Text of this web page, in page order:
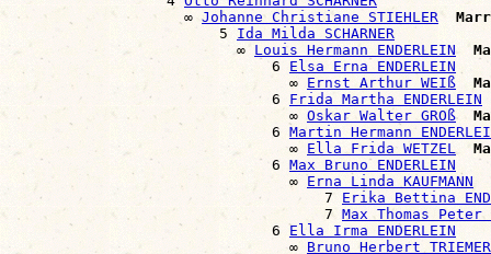
                    ∞
Johanne Christiane STIEHLER
                        5
Ida Milda SCHARNER
                          ∞
Louis Hermann ENDERLEIN
                              6
Elsa Erna ENDERLEIN
                                ∞
Ernst Arthur WEIß
                              6
Frida Martha ENDERLEIN
                                ∞
Oskar Walter GROß
                              6
Martin Hermann
                                ∞
Ella Frida WETZEL
                              6
Max Bruno ENDERLEIN
                                ∞
Erna Linda KAUFMANN
                                    7
Erika Bettina
                                    7
Max Thomas Peter
                              6
Ella Irma ENDERLEIN
                                ∞
Bruno Herbert TRIEMER